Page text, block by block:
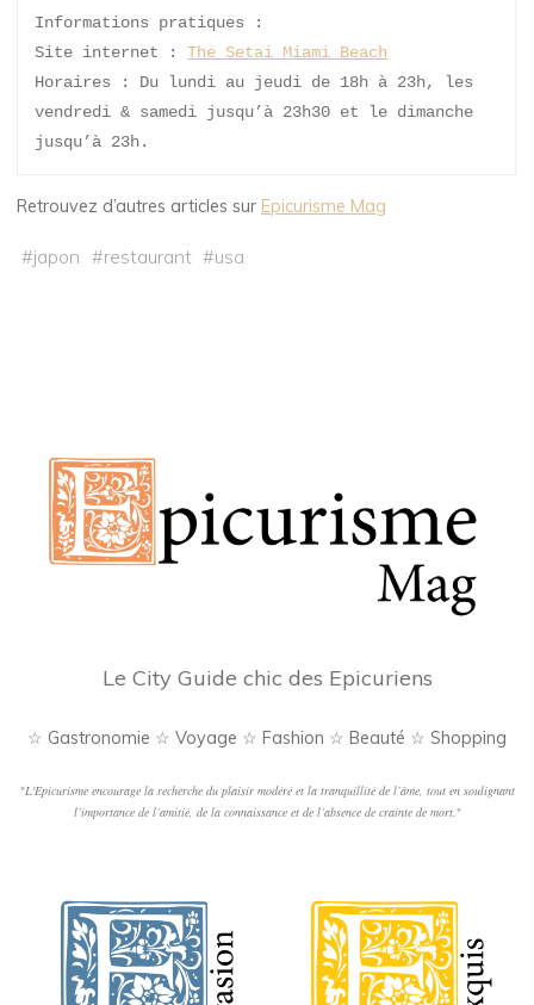
Informations pratiques :
Site internet : The Setai Miami Beach
Horaires : Du lundi au jeudi de 18h à 23h, les
vendredi & samedi jusqu’à 23h30 et le dimanche
jusqu’à 23h.
Retrouvez d’autres articles sur Epicurisme Mag
#japon #restaurant #usa
Le City Guide chic des Epicuriens
☆ Gastronomie ☆ Voyage ☆ Fashion ☆ Beauté ☆ Shopping
"L'Epicurisme encourage la recherche du plaisir modéré et la tranquillité de l’âme, tout en soulignant
l’importance de l’amitié, de la connaissance et de l’absence de crainte de mort. "